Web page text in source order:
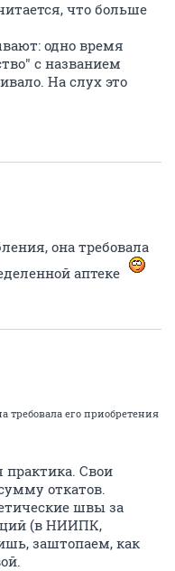
что больше
одно время
с названием
На слух это
она требовала
аптеке
требовала его приобретения
практика. Свои
откатов.
швы за
(в НИИПК,
заштопаем, как